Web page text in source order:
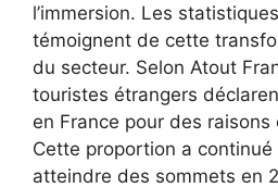
l’immersion. Les
témoignent de cette
du secteur. Selon Atout
touristes étrangers
en France pour des raisons
Cette proportion a
atteindre des sommets en